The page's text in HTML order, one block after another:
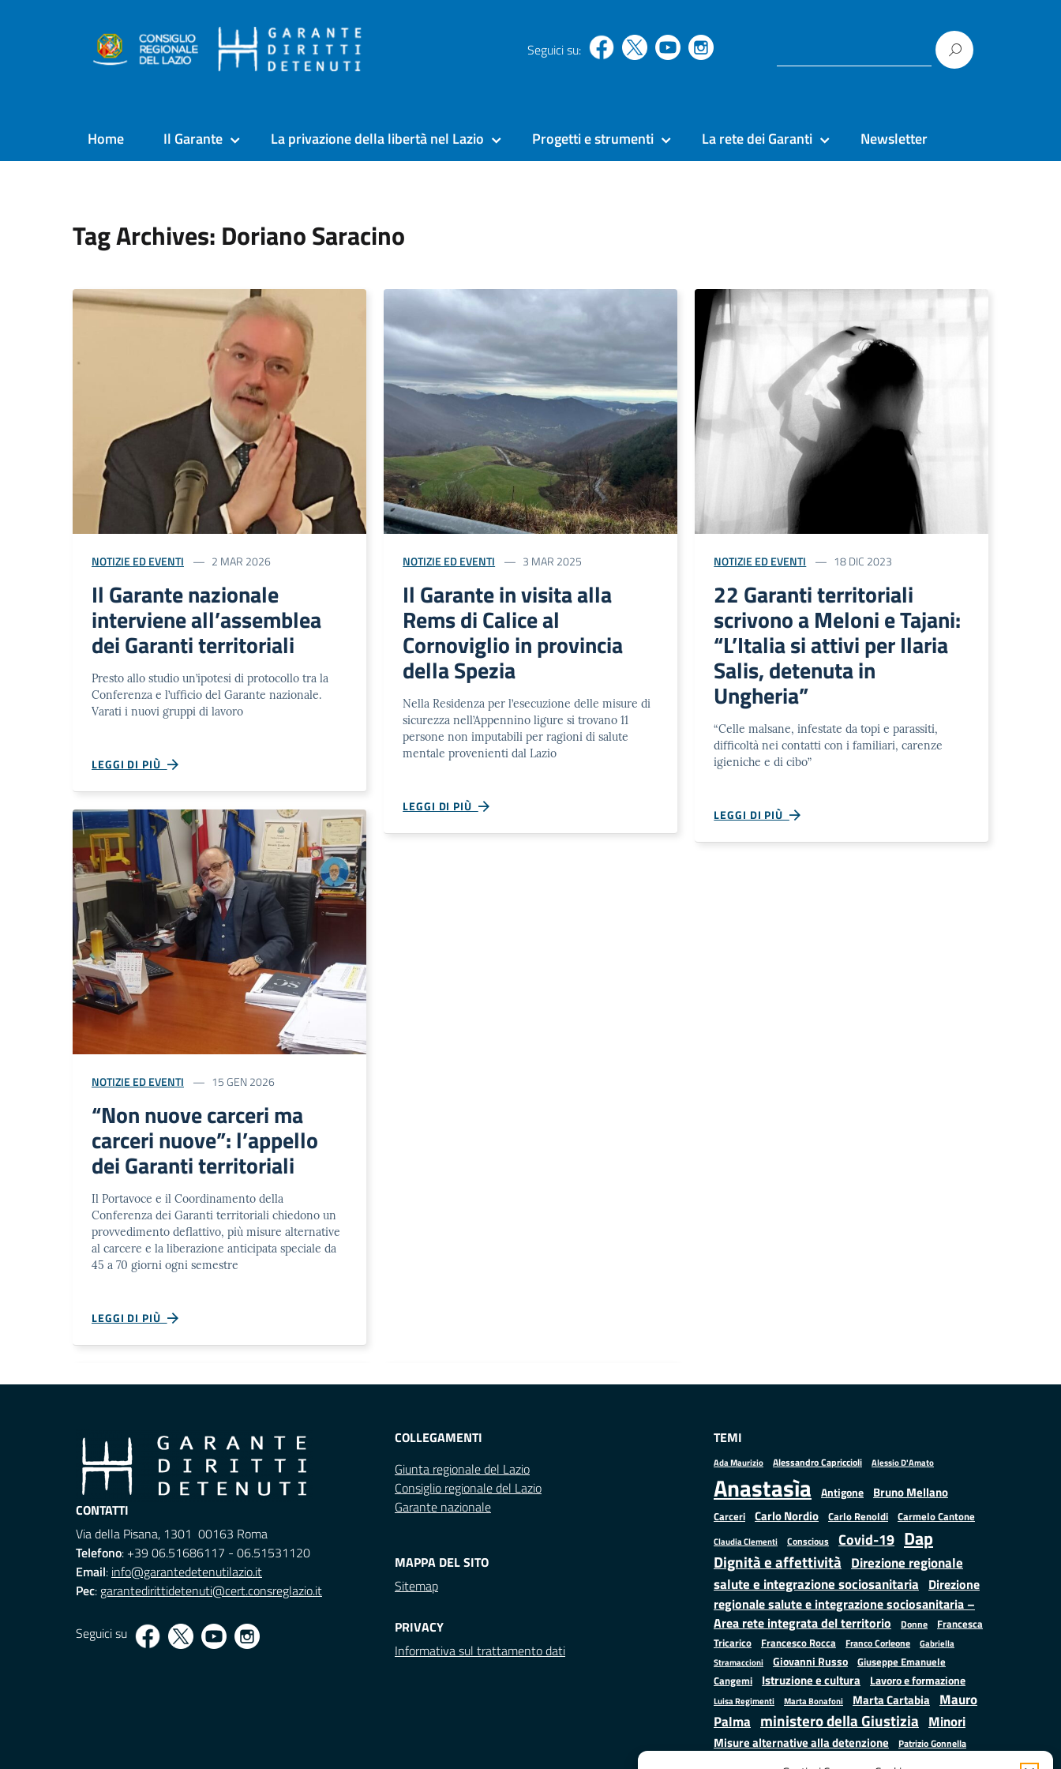
Seguici su:
Home Il Garante La privazione della libertà nel Lazio Progetti e strumenti La rete dei Garanti Newsletter
Tag Archives: Doriano Saracino
NOTIZIE ED EVENTI 2 MAR 2026
Il Garante nazionale
interviene all’assemblea
dei Garanti territoriali
Presto allo studio un’ipotesi di protocollo tra la
Conferenza e l’ufficio del Garante nazionale.
Varati i nuovi gruppi di lavoro
LEGGI DI PIÙ
NOTIZIE ED EVENTI 15 GEN 2026
“Non nuove carceri ma
carceri nuove”: l’appello
dei Garanti territoriali
Il Portavoce e il Coordinamento della
Conferenza dei Garanti territoriali chiedono un
provvedimento deflattivo, più misure alternative
al carcere e la liberazione anticipata speciale da
45 a 70 giorni ogni semestre
LEGGI DI PIÙ
NOTIZIE ED EVENTI 3 MAR 2025
Il Garante in visita alla
Rems di Calice al
Cornoviglio in provincia
della Spezia
Nella Residenza per l’esecuzione delle misure di
sicurezza nell’Appennino ligure si trovano 11
persone non imputabili per ragioni di salute
mentale provenienti dal Lazio
LEGGI DI PIÙ
NOTIZIE ED EVENTI 18 DIC 2023
22 Garanti territoriali
scrivono a Meloni e Tajani:
“L’Italia si attivi per Ilaria
Salis, detenuta in
Ungheria”
“Celle malsane, infestate da topi e parassiti,
difficoltà nei contatti con i familiari, carenze
igieniche e di cibo”
LEGGI DI PIÙ
CONTATTI
Via della Pisana, 1301 00163 Roma
Telefono: +39 06.51686117 - 06.51531120
Email: info@garantedetenutilazio.it
Pec: garantedirittidetenuti@cert.consreglazio.it
Seguici su
COLLEGAMENTI
Giunta regionale del Lazio
Consiglio regionale del Lazio
Garante nazionale
MAPPA DEL SITO
Sitemap
PRIVACY
Informativa sul trattamento dati
TEMI
Ada Maurizio Alessandro Capriccioli Alessio D'Amato
Anastasìa Antigone Bruno Mellano
Carceri Carlo Nordio Carlo Renoldi Carmelo Cantone
Claudia Clementi Conscious Covid-19 Dap
Dignità e affettività Direzione regionale
salute e integrazione sociosanitaria Direzione
regionale salute e integrazione sociosanitaria –
Area rete integrata del territorio
Donne
Francesca
Tricarico
Francesco Rocca Franco Corleone
Gabriella
Stramaccioni
Giovanni Russo Giuseppe Emanuele
Cangemi
Istruzione e cultura Lavoro e formazione
Luisa Regimenti Marta Bonafoni Marta Cartabia Mauro
Palma ministero della Giustizia Minori
Misure alternative alla detenzione Patrizio Gonnella